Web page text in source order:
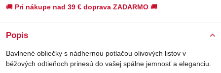
🚚 Pri nákupe nad 39 € doprava ZADARMO 🚚
Popis
Bavlnené obliečky s nádhernou potlačou olivových listov v
béžových odtieňoch prinesú do vašej spálne jemnosť a eleganciu.